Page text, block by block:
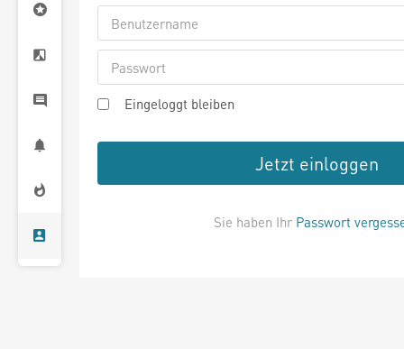
Eingeloggt bleiben
Jetzt einloggen
Sie haben Ihr Passwort